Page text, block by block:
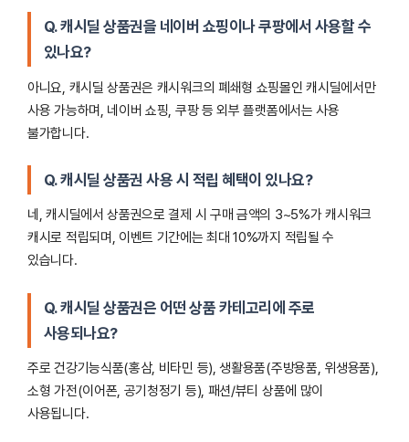
Q. 캐시딜 상품권을 네이버 쇼핑이나 쿠팡에서 사용할 수
있나요?
아니요, 캐시딜 상품권은 캐시워크의 폐쇄형 쇼핑몰인 캐시딜에서만
사용 가능하며, 네이버 쇼핑, 쿠팡 등 외부 플랫폼에서는 사용
불가합니다.
Q. 캐시딜 상품권 사용 시 적립 혜택이 있나요?
네, 캐시딜에서 상품권으로 결제 시 구매 금액의 3~5%가 캐시워크
캐시로 적립되며, 이벤트 기간에는 최대 10%까지 적립될 수
있습니다.
Q. 캐시딜 상품권은 어떤 상품 카테고리에 주로
사용되나요?
주로 건강기능식품(홍삼, 비타민 등), 생활용품(주방용품, 위생용품),
소형 가전(이어폰, 공기청정기 등), 패션/뷰티 상품에 많이
사용됩니다.